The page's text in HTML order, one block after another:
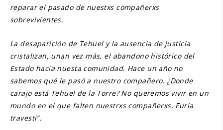
reparar el pasado de nuestxs compañerxs
sobrevivientes.
La desaparición de Tehuel y la ausencia de justicia
cristalizan, unan vez más, el abandono histórico del
Estado hacia nuesta comunidad. Hace un año no
sabemos qué le pasó a nuestro compañero. ¿Donde
carajo está Tehuel de la Torre? No queremos vivir en un
mundo en el que falten nuestrxs compañerxs. Furia
travesti”.